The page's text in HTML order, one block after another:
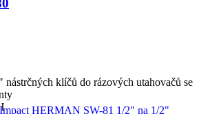
klíčů do rázových utahovačů se